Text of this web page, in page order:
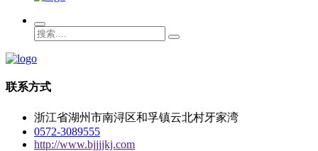
联系方式
浙江省湖州市南浔区和孚镇云北村牙家湾
0572-3089555
http://www.bjjjjkj.com